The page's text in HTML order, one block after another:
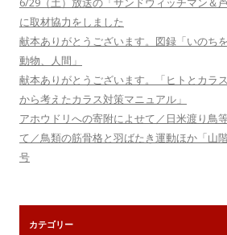
に取材協力をしました
献本ありがとうございます。図録「いのち
動物、人間」
献本ありがとうございます。「ヒトとカラ
から考えたカラス対策マニュアル」
アホウドリへの寄附によせて／日米渡り鳥
て／鳥類の筋骨格と羽ばたき運動ほか「山
号
カテゴリー